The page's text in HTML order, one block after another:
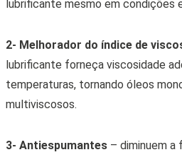
lubrificante mesmo em condições
2- Melhorador do índice de
lubrificante forneça viscosidade
temperaturas, tornando óleos
multiviscosos.
3- Antiespumantes – diminuem a